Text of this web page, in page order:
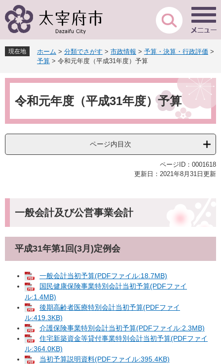
ー
先
頭
す
ニ
を
飛
し
現在地 ホーム > 分類でさがす > 市政情報 > 予算・決算・行政評価 >
予算 > 令和元年度（平成31年度）予算
本
令和元年度（平成31年度）予算
ページ内目次
ページID：0001618
更新日：2021年8月31日更新
一般会計及び公営事業会計
平成31年第1回(3月)定例会
一般会計当初予算(PDFファイル:18.7MB)
国民健康保険事業特別会計当初予算(PDFファイ
ル:1.4MB)
後期高齢者医療特別会計当初予算(PDFファイ
ル:419.3KB)
介護保険事業特別会計当初予算(PDFファイル:2.3MB)
住宅新築資金等貸付事業特別会計当初予算(PDFファイ
ル:364.0KB)
当初予算説明資料(PDFファイル:395.4KB)